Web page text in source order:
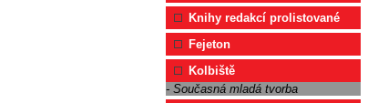
Knihy redakcí prolistované
Fejeton
Kolbiště
- Současná mladá tvorba